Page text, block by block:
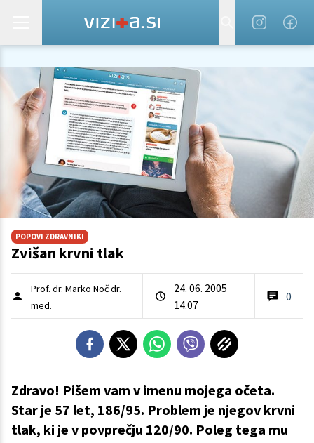
POPOVI ZDRAVNIKI
Zvišan krvni tlak
Prof. dr. Marko Noč dr.
med.
24. 06. 2005
14.07
0
Zdravo! Pišem vam v imenu mojega očeta.
Star je 57 let, 186/95. Problem je njegov krvni
tlak, ki je v povprečju 120/90. Poleg tega mu